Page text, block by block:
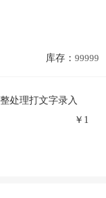
库存： 99999
处理打文字录入
￥ 1